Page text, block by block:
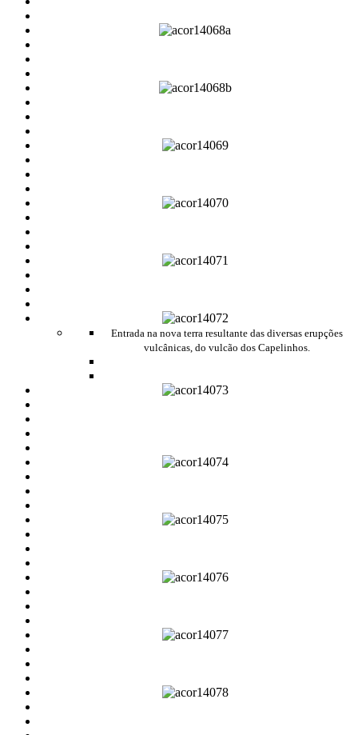
Entrada na nova terra resultante das diversas erupções
vulcânicas, do vulcão dos Capelinhos.